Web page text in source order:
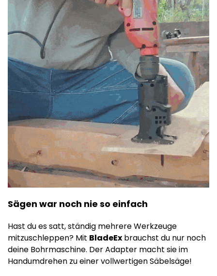
Sägen war noch nie so einfach
Hast du es satt, ständig mehrere Werkzeuge
mitzuschleppen? Mit BladeEx brauchst du nur noch
deine Bohrmaschine. Der Adapter macht sie im
Handumdrehen zu einer vollwertigen Säbelsäge!